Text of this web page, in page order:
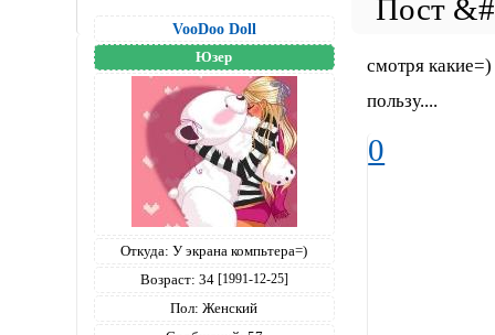
VooDoo Doll
Юзер
Откуда: У экрана компьтера=)
Возраст: 34 [1991-12-25]
Пол: Женский
смотря
пользу....
0